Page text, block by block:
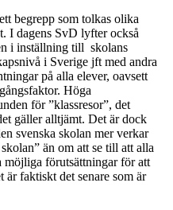
begrepp som tolkas olika
I dagens SvD lyfter också
i inställning till skolans
i Sverige jft med andra
på alla elever, oavsett
Höga
för ”klassresor”, det
gäller alltjämt. Det är dock
svenska skolan mer verkar
än om att se till att alla
möjliga förutsättningar för att
är faktiskt det senare som är